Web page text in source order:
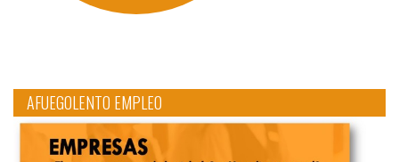
AFUEGOLENTO EMPLEO